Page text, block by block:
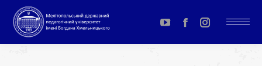
YouTube
page
Facebook
page
Instagram
page